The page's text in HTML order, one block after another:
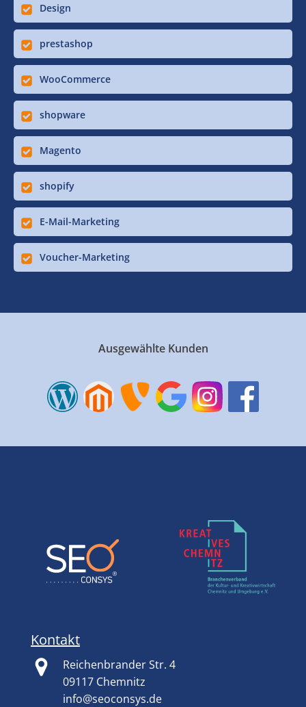
Design
prestashop
WooCommerce
shopware
Magento
shopify
E-Mail-Marketing
Voucher-Marketing
Ausgewählte Kunden
Kontakt
Reichenbrander Str. 4
09117 Chemnitz
info@seoconsys.de